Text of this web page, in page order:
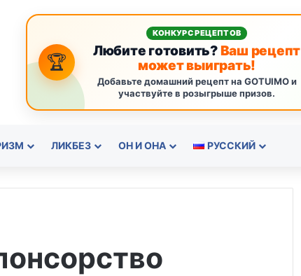
🏆
КОНКУРС РЕЦЕПТОВ
Любите готовить?Ваш рецепт
может выиграть!
Добавьте домашний рецепт на GOTUIMO и
участвуйте в розыгрыше призов.
ЛИКБЕЗ ОН И ОНА РУССКИЙ